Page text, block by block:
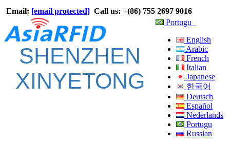
Email: [email protected] Call us: +(86) 755 2697 9016
Portugu
English
Arabic
French
Italian
Japanese
한국어
Deutsch
Español
Nederlands
Portugu
Russian
SHENZHEN
XINYETONG